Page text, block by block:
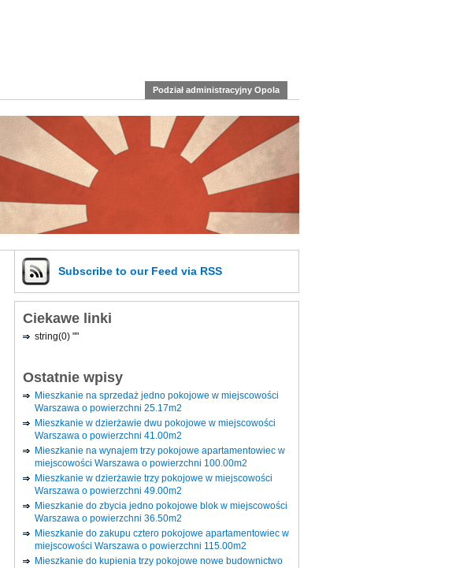
Podział administracyjny Opola
Subscribe to our Feed via RSS
Ciekawe linki
string(0) ""
Ostatnie wpisy
Mieszkanie na sprzedaż jedno pokojowe w miejscowości
Warszawa o powierzchni 25.17m2
Mieszkanie w dzierżawie dwu pokojowe w miejscowości
Warszawa o powierzchni 41.00m2
Mieszkanie na wynajem trzy pokojowe apartamentowiec w
miejscowości Warszawa o powierzchni 100.00m2
Mieszkanie w dzierżawie trzy pokojowe w miejscowości
Warszawa o powierzchni 49.00m2
Mieszkanie do zbycia jedno pokojowe blok w miejscowości
Warszawa o powierzchni 36.50m2
Mieszkanie do zakupu cztero pokojowe apartamentowiec w
miejscowości Warszawa o powierzchni 115.00m2
Mieszkanie do kupienia trzy pokojowe nowe budownictwo